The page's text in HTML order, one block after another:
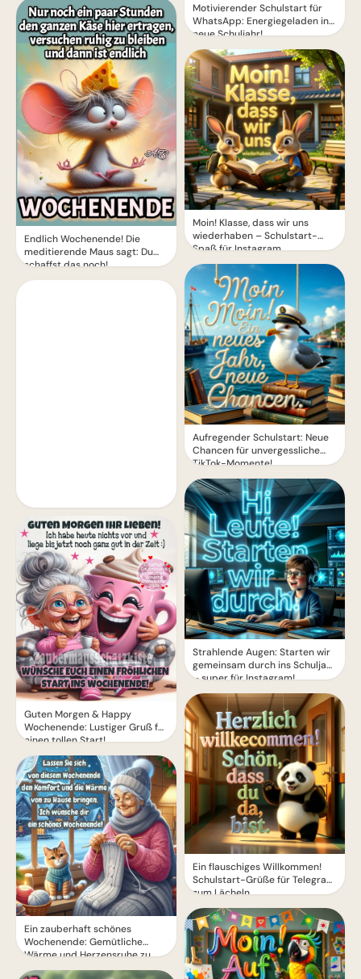
Endlich Wochenende! Die
meditierende Maus sagt: Du
schaffst das noch!
Guten Morgen & Happy
Wochenende: Lustiger Gruß für
einen tollen Start!
Ein zauberhaft schönes
Wochenende: Gemütliche
Wärme und Herzensruhe zu
Hause erleben.
Motivierender Schulstart für
WhatsApp: Energiegeladen ins
neue Schuljahr!
Moin! Klasse, dass wir uns
wiederhaben – Schulstart-
Spaß für Instagram
Aufregender Schulstart: Neue
Chancen für unvergessliche
TikTok-Momente!
Strahlende Augen: Starten wir
gemeinsam durch ins Schuljahr
– super für Instagram!
Ein flauschiges Willkommen!
Schulstart-Grüße für Telegram
zum Lächeln